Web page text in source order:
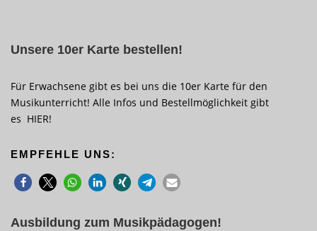
Unsere 10er Karte bestellen!
Für Erwachsene gibt es bei uns die 10er Karte für den
Musikunterricht! Alle Infos und Bestellmöglichkeit gibt
es HIER!
EMPFEHLE UNS:
Ausbildung zum Musikpädagogen!